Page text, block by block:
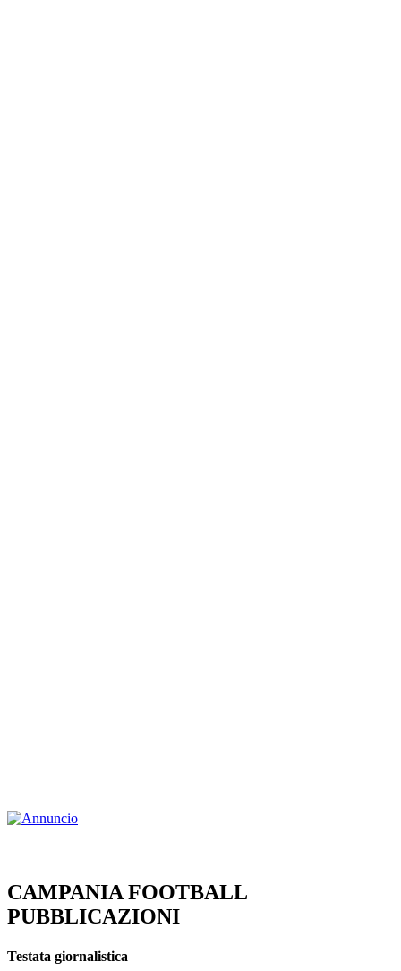
CAMPANIA FOOTBALL
PUBBLICAZIONI
Testata giornalistica